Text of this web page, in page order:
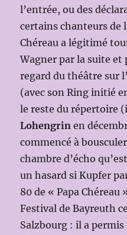
l’entrée, ou des
certains chanteurs de
Chéreau a légitimé
Wagner par la suite et
regard du théâtre sur
(avec son Ring initié
le reste du répertoire
Lohengrin en
commencé à
chambre d’écho
un hasard si Kupfer
80 de « Papa Chéreau
Festival de Bayreuth
Salzbourg : il a